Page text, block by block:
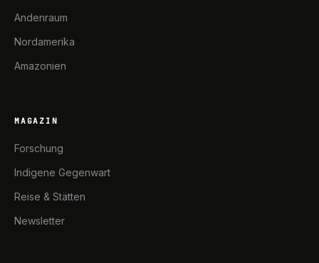
Andenraum
Nordamerika
Amazonien
MAGAZIN
Forschung
Indigene Gegenwart
Reise & Stätten
Newsletter